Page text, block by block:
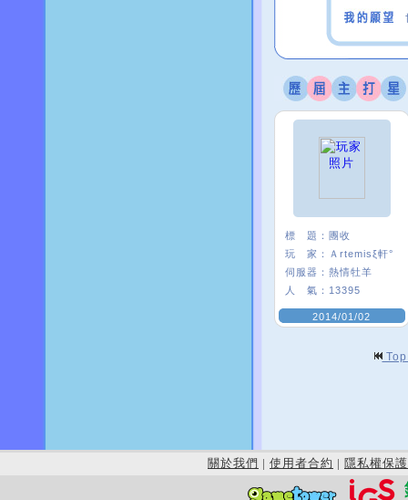
標 題： 團收
玩 家：
Ａrtemisξ軒°
伺服器： 熱情牡羊
人 氣： 13395
2014/01/02
關於我們 | 使用者合約 | 隱私權保護